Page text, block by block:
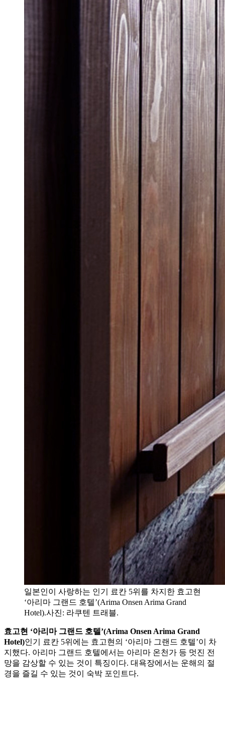
일본인이 사랑하는 인기 료칸 5위를 차지한 효고현
‘아리마 그랜드 호텔’(Arima Onsen Arima Grand
Hotel).사진: 라쿠텐 트래블.
효고현 ‘아리마 그랜드 호텔’(Arima Onsen Arima Grand
Hotel)인기 료칸 5위에는 효고현의 ‘아리마 그랜드 호텔’이 차
지했다. 아리마 그랜드 호텔에서는 아리마 온천가 등 멋진 전
망을 감상할 수 있는 것이 특징이다. 대욕장에서는 운해의 절
경을 즐길 수 있는 것이 숙박 포인트다.